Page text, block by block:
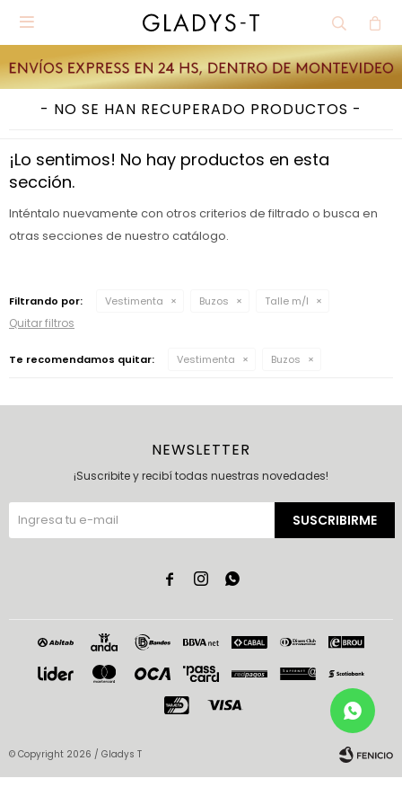

NO SE HAN RECUPERADO PRODUCTOS
¡Lo sentimos! No hay productos en esta
sección.
Inténtalo nuevamente con otros criterios de filtrado o busca en
otras secciones de nuestro catálogo.
Filtrando por: Vestimenta Buzos Talle m/l
Quitar filtros
Te recomendamos quitar: Vestimenta Buzos
NEWSLETTER
¡Suscribite y recibí todas nuestras novedades!
SUSCRIBIRME
  
© Copyright 2026 / Gladys T